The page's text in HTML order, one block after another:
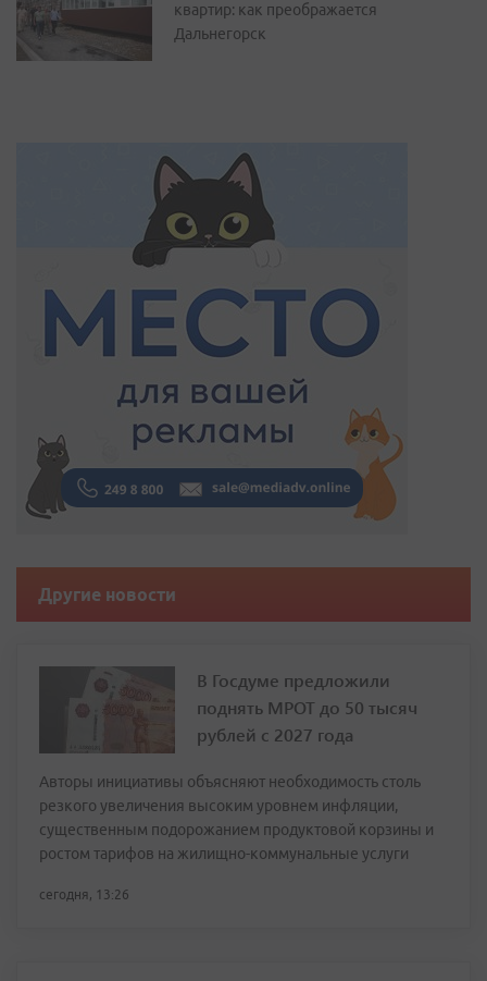
квартир: как преображается
Дальнегорск
Другие новости
В Госдуме предложили
поднять МРОТ до 50 тысяч
рублей с 2027 года
Авторы инициативы объясняют необходимость столь
резкого увеличения высоким уровнем инфляции,
существенным подорожанием продуктовой корзины и
ростом тарифов на жилищно-коммунальные услуги
сегодня, 13:26